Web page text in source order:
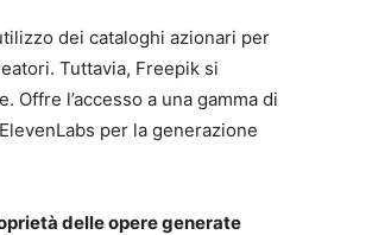
dei cataloghi azionari per
Tuttavia, Freepik si
l’accesso a una gamma di
per la generazione
delle opere generate